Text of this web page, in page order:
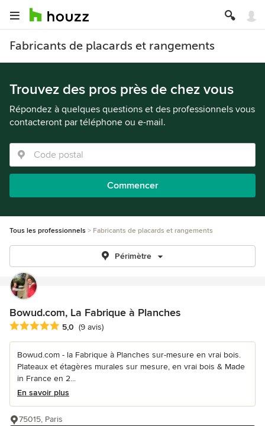
Fabricants de placards et rangements
Trouvez des pros près de chez vous
Répondez à quelques questions et des professionnels vous
contacteront par téléphone ou e-mail.
Commencer
Tous les professionnels Fabricants de placards et rangements
Périmètre
Bowud.com, La Fabrique à Planches
Note moyenne : 5 étoiles sur 5
5,0 (9 avis)
Bowud.com - la Fabrique à Planches sur-mesure en vrai bois.
Plateaux et étagères murales sur mesure, en vrai bois & Made
in France en 2...
En savoir plus
75015, Paris